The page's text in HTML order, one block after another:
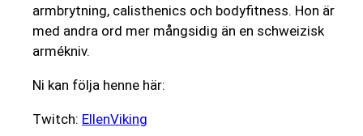
armbrytning, calisthenics och bodyfitness. Hon är
med andra ord mer mångsidig än en schweizisk
armékniv.
Ni kan följa henne här:
Twitch: EllenViking